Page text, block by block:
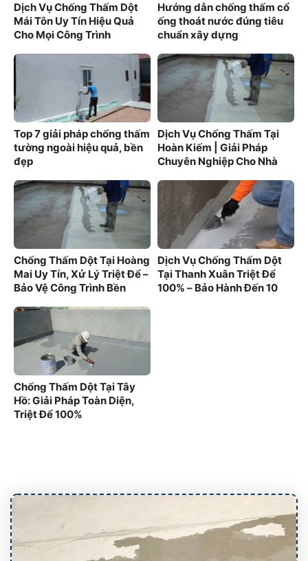
Dịch Vụ Chống Thấm Dột
Mái Tôn Uy Tín Hiệu Quả
Cho Mọi Công Trình
Hướng dẫn chống thấm cổ
ống thoát nước đúng tiêu
chuẩn xây dựng
Top 7 giải pháp chống thấm
tường ngoài hiệu quả, bền
đẹp
Dịch Vụ Chống Thấm Tại
Hoàn Kiếm | Giải Pháp
Chuyên Nghiệp Cho Nhà
Chống Thấm Dột Tại Hoàng
Mai Uy Tín, Xử Lý Triệt Để –
Bảo Vệ Công Trình Bền
Dịch Vụ Chống Thấm Dột
Tại Thanh Xuân Triệt Để
100% – Bảo Hành Đến 10
Chống Thấm Dột Tại Tây
Hồ: Giải Pháp Toàn Diện,
Triệt Để 100%